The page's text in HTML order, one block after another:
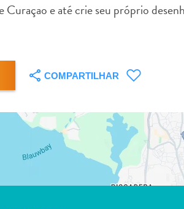
Curaçao e até crie seu próprio
COMPARTILHAR